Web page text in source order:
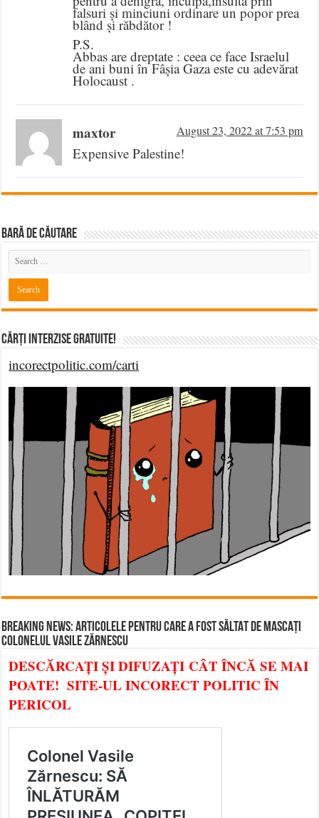
falsuri și minciuni ordinare un popor prea
blând și răbdător !
P.S.
Abbas are dreptate : ceea ce face Israelul
de ani buni în Fâșia Gaza este cu adevărat
Holocaust .
maxtor August 23, 2022 at 7:53 pm
Expensive Palestine!
BARĂ DE CĂUTARE
Cărți Interzise Gratuite!
incorectpolitic.com/carti
BREAKING NEWS: ARTICOLELE PENTRU CARE A FOST SĂLTAT DE MASCAȚI
COLONELUL VASILE ZĂRNESCU
DESCĂRCAȚI ȘI DIFUZAȚI CÂT ÎNCĂ SE MAI
POATE! SITE-UL INCORECT POLITIC ÎN
PERICOL